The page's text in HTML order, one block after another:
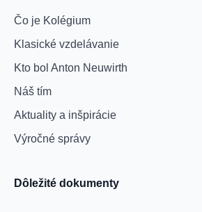
Čo je Kolégium
Klasické vzdelávanie
Kto bol Anton Neuwirth
Náš tím
Aktuality a inšpirácie
Výročné správy
Dôležité dokumenty